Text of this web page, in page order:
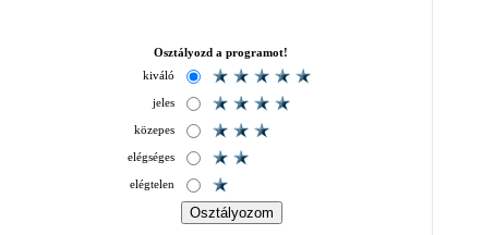
Osztályozd a programot!
kiváló
jeles
közepes
elégséges
elégtelen